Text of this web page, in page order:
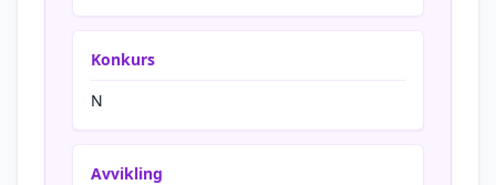
Konkurs
N
Avvikling